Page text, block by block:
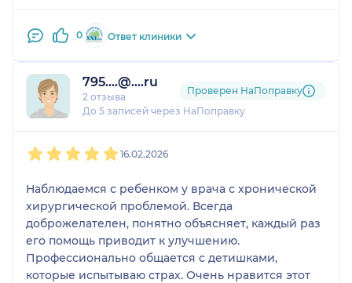
0 Ответ клиники
795....@....ru
2 отзыва
До 5 записей через НаПоправку
Проверен НаПоправку
16.02.2026
Наблюдаемся с ребенком у врача с хронической
хирургической проблемой. Всегда
доброжелателен, понятно объясняет, каждый раз
его помощь приводит к улучшению.
Профессионально общается с детишками,
которые испытываю страх. Очень нравится этот